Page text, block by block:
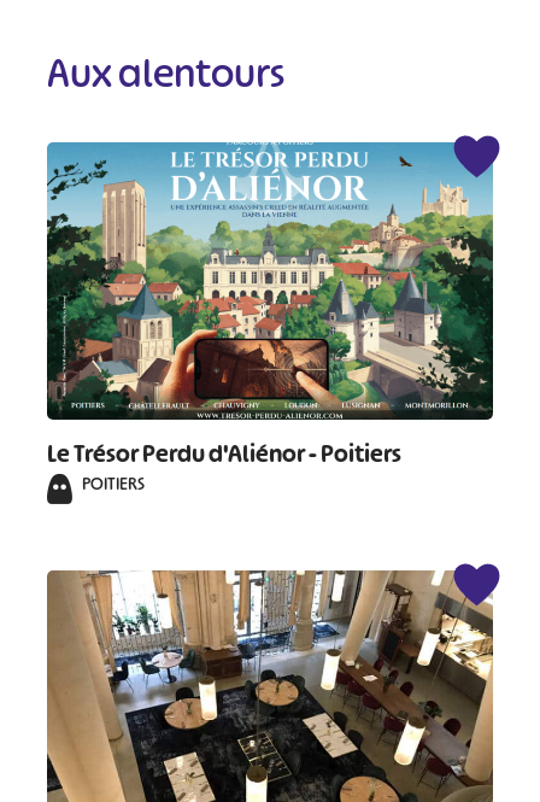
Aux alentours
Le Trésor Perdu d'Aliénor - Poitiers
POITIERS